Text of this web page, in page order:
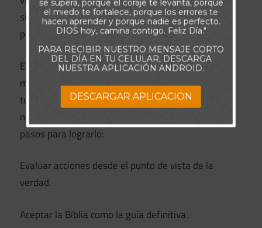
si queremos resistir las tormentas que se
presenten.
El proverbio de hoy dice: “Nunca se aparten de ti la
misericordia y la verdad… Escríbelas en la tabla de
tu corazón” (Pr 3.3). La verdad debería ser parte de
nuestra naturaleza, como respirar. He aquí cinco
pasos para lograrlo:
Evaluar acciones desde el punto de vista de la
verdad.
Aceptar la Biblia como la guía definitiva.
se supera, porque el coraje te levanta, porque
el miedo te fortalece, porque los errores te
hacen aprender y porque nadie es perfecto.
DIOS hoy, camina contigo. Feliz Día."
PARA RECIBIR NUESTRO MENSAJE CORTO
DEL DÍA EN TU CELULAR, DESCARGA
NUESTRA APLICACIÓN ANDROID.
DESCARGAR APLICACION